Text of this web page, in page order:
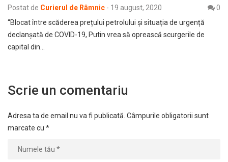
Postat de Curierul de Râmnic - 19 august, 2020
0
“Blocat între scăderea prețului petrolului și situația de urgență
declanșată de COVID-19, Putin vrea să oprească scurgerile de
capital din…
Scrie un comentariu
Adresa ta de email nu va fi publicată. Câmpurile obligatorii sunt
marcate cu *